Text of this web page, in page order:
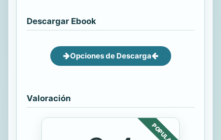
Descargar Ebook
Opciones de Descarga
Valoración
POPULAR